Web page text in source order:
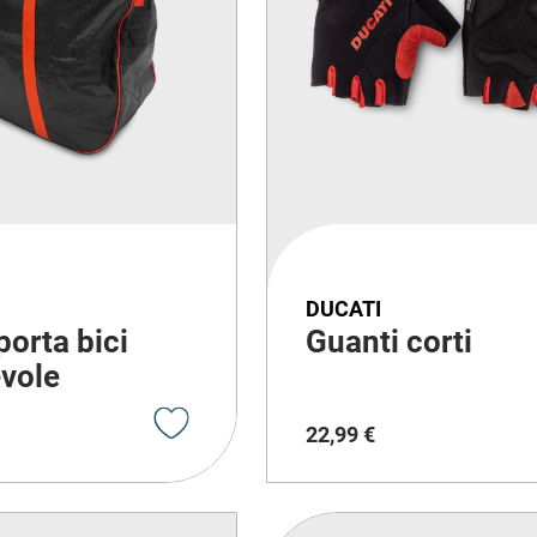
bici
DUCATI
Guanti corti
22,99 €